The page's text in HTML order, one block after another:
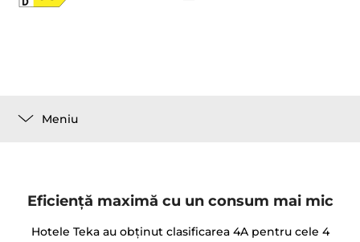
Meniu
Eficiență maximă cu un consum mai mic
Hotele Teka au obţinut clasificarea 4A pentru cele 4